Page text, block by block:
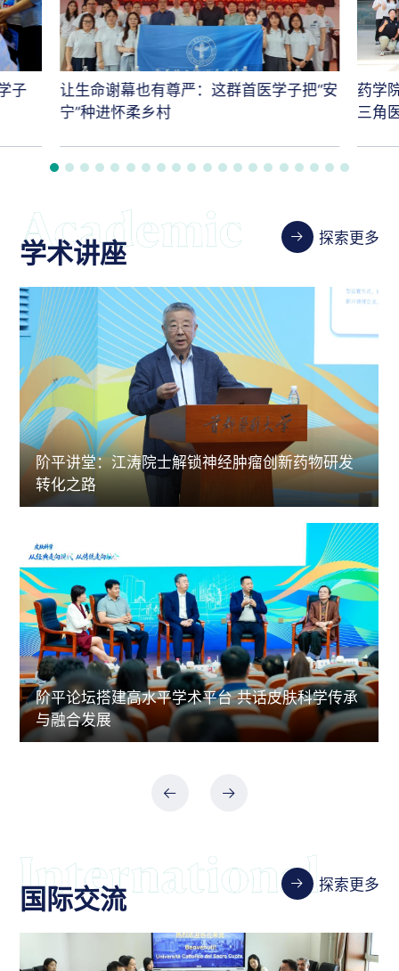
子
让生命谢幕也有尊严：这群首医学子把“安
宁”种进怀柔乡村
药学
三角
学术讲座 探索更多
阶平讲堂：江涛院士解锁神经肿瘤创新药物研发
转化之路
阶平论坛搭建高水平学术平台 共话皮肤科学传承
与融合发展
国际交流 探索更多